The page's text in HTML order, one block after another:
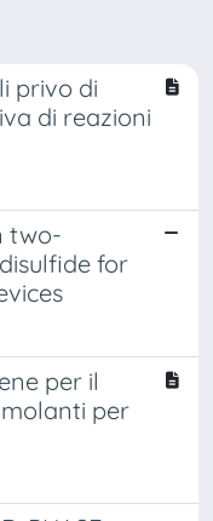
privo di
di reazioni
two-
for
per il
per